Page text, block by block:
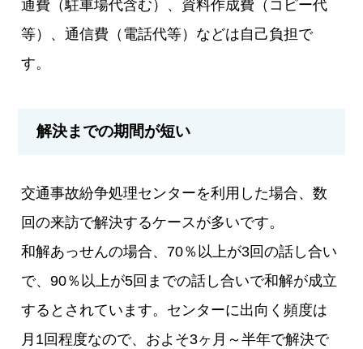
通費（駐車場代含む）、資料作成費（コピー代
等）、通信費（電話代等）などは自己負担で
す。
解決までの期間が短い
交通事故紛争処理センターを利用した場合、数
回の来訪で解決するケースが多いです。
和解あっせんの場合、70％以上が3回の話し合い
で、90％以上が5回までの話し合いで和解が成立
するとされています。センターに出向く頻度は
月1回程度なので、およそ3ヶ月～半年で解決で